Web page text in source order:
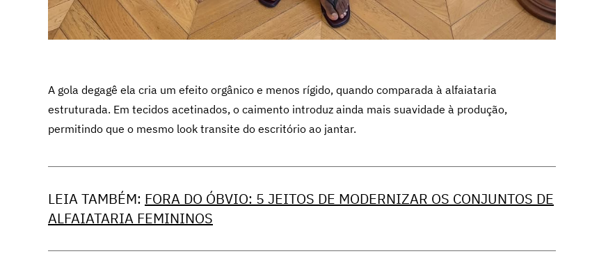
A gola degagê ela cria um efeito orgânico e menos rígido, quando comparada à alfaiataria
estruturada. Em tecidos acetinados, o caimento introduz ainda mais suavidade à produção,
permitindo que o mesmo look transite do escritório ao jantar.
LEIA TAMBÉM: FORA DO ÓBVIO: 5 JEITOS DE MODERNIZAR OS CONJUNTOS DE
ALFAIATARIA FEMININOS